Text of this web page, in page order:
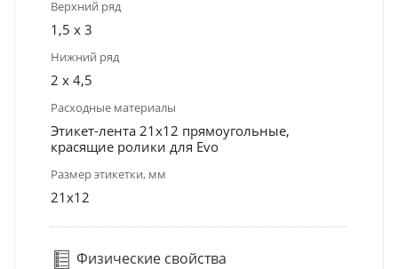
Верхний ряд
1,5 х 3
Нижний ряд
2 х 4,5
Расходные материалы
Этикет-лента 21х12 прямоугольные,
красящие ролики для Evo
Размер этикетки, мм
21х12
Физические свойства